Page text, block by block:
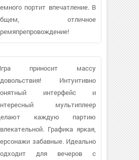
портит впечатление. В
отличное
приносит массу
Интуитивно
интерфейс и
мультиплеер
каждую партию
Графика яркая,
забавные. Идеально
для вечеров с